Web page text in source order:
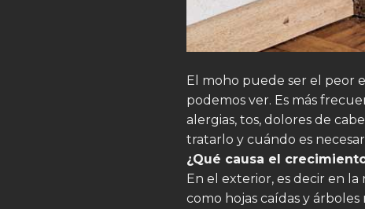
El moho puede ser el peor
podemos ver. Es más
alergias, tos, dolores de
tratarlo y cuándo es
¿Qué causa el
En el exterior, es decir en
como hojas caídas y